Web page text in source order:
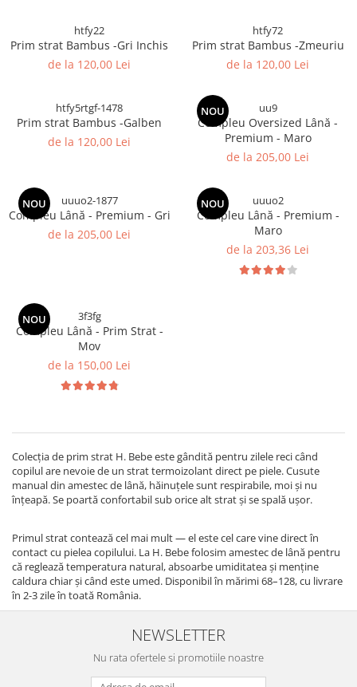
htfy22
Prim strat Bambus -Gri Inchis
de la 120,00 Lei
htfy72
Prim strat Bambus -Zmeuriu
de la 120,00 Lei
htfy5rtgf-1478
Prim strat Bambus -Galben
de la 120,00 Lei
NOU uu9
Compleu Oversized Lână -
Premium - Maro
de la 205,00 Lei
NOU uuuo2-1877
Compleu Lână - Premium - Gri
de la 205,00 Lei
NOU uuuo2
Compleu Lână - Premium -
Maro
de la 203,36 Lei
NOU 3f3fg
Compleu Lână - Prim Strat -
Mov
de la 150,00 Lei
Colecția de prim strat H. Bebe este gândită pentru zilele reci când
copilul are nevoie de un strat termoizolant direct pe piele. Cusute
manual din amestec de lână, hăinuțele sunt respirabile, moi și nu
înțeapă. Se poartă confortabil sub orice alt strat și se spală ușor.
Primul strat contează cel mai mult — el este cel care vine direct în
contact cu pielea copilului. La H. Bebe folosim amestec de lână pentru
că reglează temperatura natural, absoarbe umiditatea și menține
caldura chiar și când este umed. Disponibil în mărimi 68–128, cu livrare
în 2-3 zile în toată România.
NEWSLETTER
Nu rata ofertele si promotiile noastre